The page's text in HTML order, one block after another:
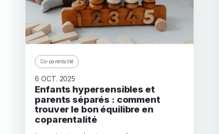
Co-parentalité
6 OCT. 2025
Enfants hypersensibles et
parents séparés : comment
trouver le bon équilibre en
coparentalité